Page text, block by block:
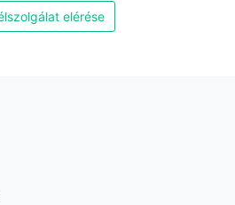
elérése